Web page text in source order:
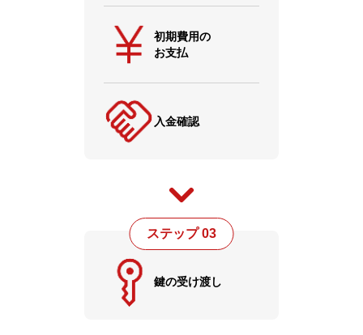
初期費用の
お支払
入金確認
ステップ 03
鍵の受け渡し